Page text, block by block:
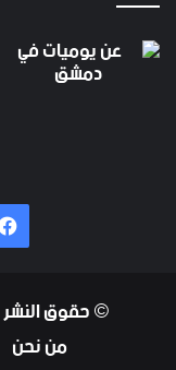
© حقوق النشر 2026، جميع الحقوق محفوظة |
من نحن